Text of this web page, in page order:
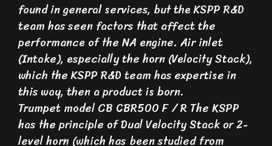
found in general services, but the KSPP R&D
team has seen factors that affect the
performance of the NA engine. Air inlet
(Intake), especially the horn (Velocity Stack),
which the KSPP R&D team has expertise in
this way, then a product is born.
Trumpet model CB CBR500 F / R The KSPP
has the principle of Dual Velocity Stack or 2-
level horn (which has been studied from